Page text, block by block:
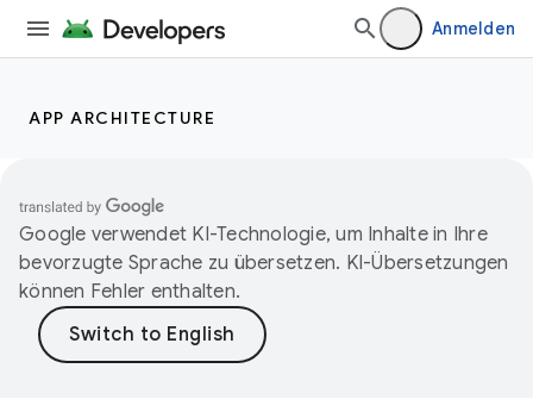
Anmelden
APP ARCHITECTURE
Google verwendet KI-Technologie, um Inhalte in Ihre
bevorzugte Sprache zu übersetzen. KI-Übersetzungen
können Fehler enthalten.